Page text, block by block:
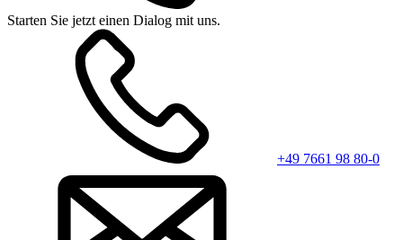
Starten Sie jetzt einen Dialog mit uns.
+49 7661 98 80-0